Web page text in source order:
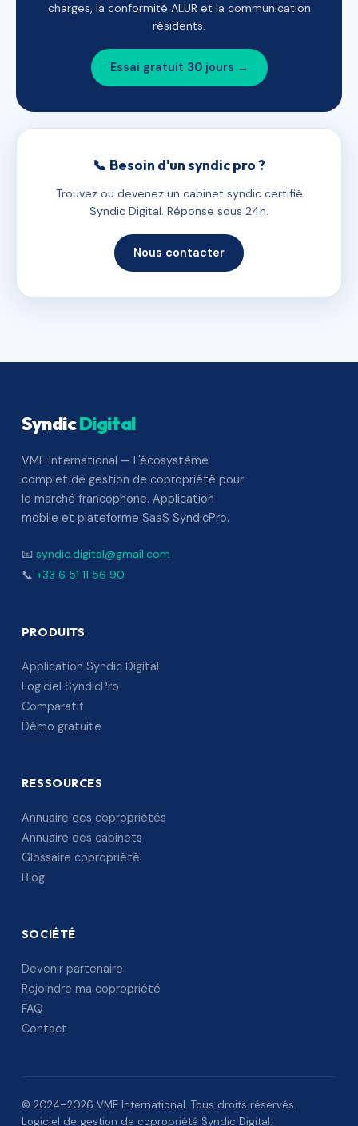
charges, la conformité ALUR et la communication
résidents.
Essai gratuit 30 jours →
📞 Besoin d'un syndic pro ?
Trouvez ou devenez un cabinet syndic certifié
Syndic Digital. Réponse sous 24h.
Nous contacter
SyndicDigital
VME International — L'écosystème
complet de gestion de copropriété pour
le marché francophone. Application
mobile et plateforme SaaS SyndicPro.
📧 syndic.digital@gmail.com
📞 +33 6 51 11 56 90
PRODUITS
Application Syndic Digital
Logiciel SyndicPro
Comparatif
Démo gratuite
RESSOURCES
Annuaire des copropriétés
Annuaire des cabinets
Glossaire copropriété
Blog
SOCIÉTÉ
Devenir partenaire
Rejoindre ma copropriété
FAQ
Contact
© 2024–2026 VME International. Tous droits réservés.
Logiciel de gestion de copropriété Syndic Digital.